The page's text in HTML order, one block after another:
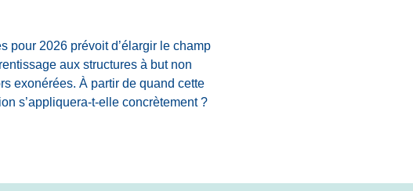
pour 2026 prévoit d’élargir le champ
aux structures à but non
exonérées. À partir de quand cette
s’appliquera-t-elle concrètement ?